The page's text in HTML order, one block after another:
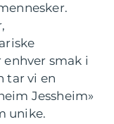
smak i
tar vi en
Jessheim»
unike.